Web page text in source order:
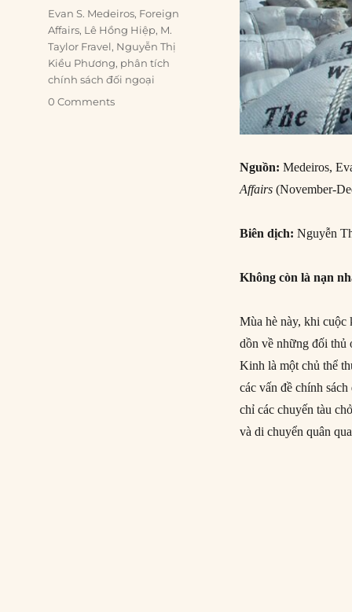
Nguồn:Medeiros,
Affairs (November-
Biên dịch: Nguyễn
Không còn là nạn
Mùa hè này, khi cuộc
dồn về những đối thủ
Kinh là một chủ thể
các vấn đề chính
chỉ các chuyến tàu
và di chuyển quân
Tags
Evan S. Medeiros, Foreign
Affairs, Lê Hồng Hiệp, M.
Taylor Fravel, Nguyễn Thị
Kiều Phương, phân tích
chính sách đối ngoại
0 Comments